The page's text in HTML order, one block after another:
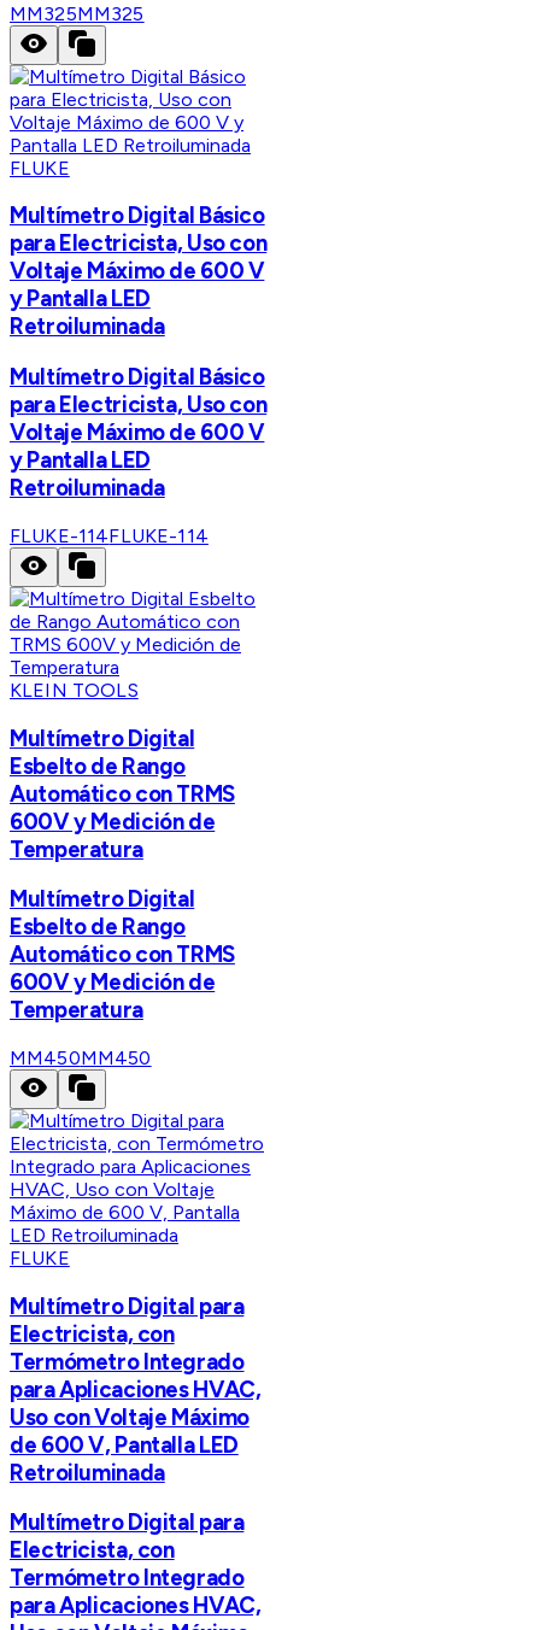
MM325MM325
FLUKE
Multímetro Digital Básico
para Electricista, Uso con
Voltaje Máximo de 600 V
y Pantalla LED
Retroiluminada
Multímetro Digital Básico
para Electricista, Uso con
Voltaje Máximo de 600 V
y Pantalla LED
Retroiluminada
FLUKE-114FLUKE-114
KLEIN TOOLS
Multímetro Digital
Esbelto de Rango
Automático con TRMS
600V y Medición de
Temperatura
Multímetro Digital
Esbelto de Rango
Automático con TRMS
600V y Medición de
Temperatura
MM450MM450
FLUKE
Multímetro Digital para
Electricista, con
Termómetro Integrado
para Aplicaciones HVAC,
Uso con Voltaje Máximo
de 600 V, Pantalla LED
Retroiluminada
Multímetro Digital para
Electricista, con
Termómetro Integrado
para Aplicaciones HVAC,